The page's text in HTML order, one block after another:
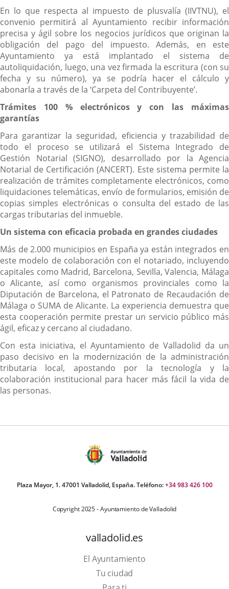
En lo que respecta al impuesto de plusvalía (IIVTNU), el
convenio permitirá al Ayuntamiento recibir información
precisa y ágil sobre los negocios jurídicos que originan la
obligación del pago del impuesto. Además, en este
Ayuntamiento ya está implantado el sistema de
autoliquidación, luego, una vez firmada la escritura (con su
fecha y su número), ya se podría hacer el cálculo y
abonarla a través de la ‘Carpeta del Contribuyente’.
Trámites 100 % electrónicos y con las máximas
garantías
Para garantizar la seguridad, eficiencia y trazabilidad de
todo el proceso se utilizará el Sistema Integrado de
Gestión Notarial (SIGNO), desarrollado por la Agencia
Notarial de Certificación (ANCERT). Este sistema permite la
realización de trámites completamente electrónicos, como
liquidaciones telemáticas, envío de formularios, emisión de
copias simples electrónicas o consulta del estado de las
cargas tributarias del inmueble.
Un sistema con eficacia probada en grandes ciudades
Más de 2.000 municipios en España ya están integrados en
este modelo de colaboración con el notariado, incluyendo
capitales como Madrid, Barcelona, Sevilla, Valencia, Málaga
o Alicante, así como organismos provinciales como la
Diputación de Barcelona, el Patronato de Recaudación de
Málaga o SUMA de Alicante. La experiencia demuestra que
esta cooperación permite prestar un servicio público más
ágil, eficaz y cercano al ciudadano.
Con esta iniciativa, el Ayuntamiento de Valladolid da un
paso decisivo en la modernización de la administración
tributaria local, apostando por la tecnología y la
colaboración institucional para hacer más fácil la vida de
las personas.
Plaza Mayor, 1. 47001 Valladolid, España. Teléfono:+34 983 426 100
Copyright 2025 - Ayuntamiento de Valladolid
valladolid.es
El Ayuntamiento
Tu ciudad